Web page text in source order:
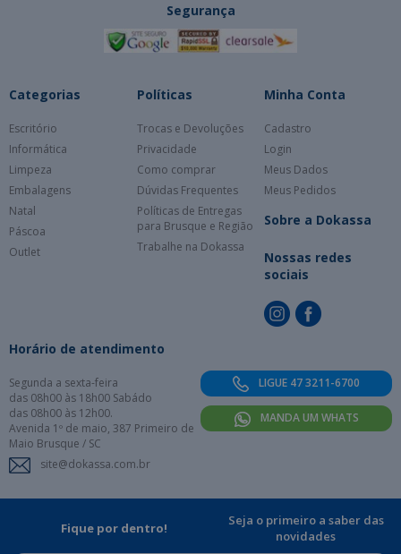
Segurança
Categorias
Escritório
Informática
Limpeza
Embalagens
Natal
Páscoa
Outlet
Políticas
Trocas e Devoluções
Privacidade
Como comprar
Dúvidas Frequentes
Políticas de Entregas
para Brusque e Região
Trabalhe na Dokassa
Minha Conta
Cadastro
Login
Meus Dados
Meus Pedidos
Sobre a Dokassa
Nossas redes
sociais
Horário de atendimento
Segunda a sexta-feira
das 08h00 às 18h00 Sabádo
das 08h00 às 12h00.
Avenida 1º de maio, 387 Primeiro de
Maio Brusque / SC
site@dokassa.com.br
LIGUE 47 3211-6700
MANDA UM WHATS
Fique por dentro!
Seja o primeiro a saber das
novidades